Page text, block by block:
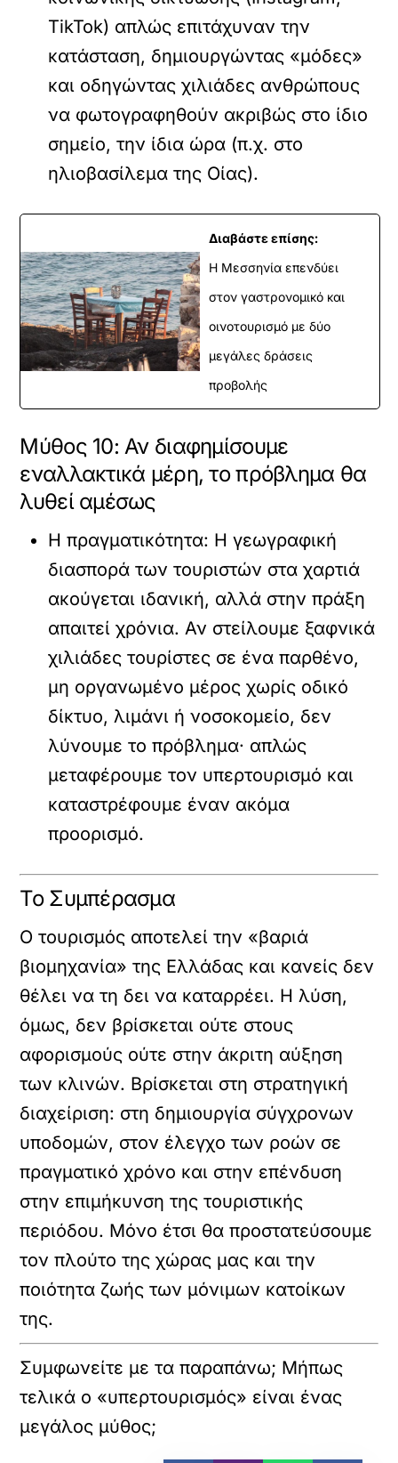
TikTok) απλώς επιτάχυναν την
κατάσταση, δημιουργώντας «μόδες»
και οδηγώντας χιλιάδες ανθρώπους
να φωτογραφηθούν ακριβώς στο ίδιο
σημείο, την ίδια ώρα (π.χ. στο
ηλιοβασίλεμα της Οίας).
Διαβάστε επίσης:
Η Μεσσηνία επενδύει
στον γαστρονομικό και
οινοτουρισμό με δύο
μεγάλες δράσεις
προβολής
Μύθος 10: Αν διαφημίσουμε
εναλλακτικά μέρη, το πρόβλημα θα
λυθεί αμέσως
Η πραγματικότητα: Η γεωγραφική
διασπορά των τουριστών στα χαρτιά
ακούγεται ιδανική, αλλά στην πράξη
απαιτεί χρόνια. Αν στείλουμε ξαφνικά
χιλιάδες τουρίστες σε ένα παρθένο,
μη οργανωμένο μέρος χωρίς οδικό
δίκτυο, λιμάνι ή νοσοκομείο, δεν
λύνουμε το πρόβλημα· απλώς
μεταφέρουμε τον υπερτουρισμό και
καταστρέφουμε έναν ακόμα
προορισμό.
Το Συμπέρασμα
Ο τουρισμός αποτελεί την «βαριά
βιομηχανία» της Ελλάδας και κανείς δεν
θέλει να τη δει να καταρρέει. Η λύση,
όμως, δεν βρίσκεται ούτε στους
αφορισμούς ούτε στην άκριτη αύξηση
των κλινών. Βρίσκεται στη στρατηγική
διαχείριση: στη δημιουργία σύγχρονων
υποδομών, στον έλεγχο των ροών σε
πραγματικό χρόνο και στην επένδυση
στην επιμήκυνση της τουριστικής
περιόδου. Μόνο έτσι θα προστατεύσουμε
τον πλούτο της χώρας μας και την
ποιότητα ζωής των μόνιμων κατοίκων
της.
Συμφωνείτε με τα παραπάνω; Μήπως
τελικά ο «υπερτουρισμός» είναι ένας
μεγάλος μύθος;